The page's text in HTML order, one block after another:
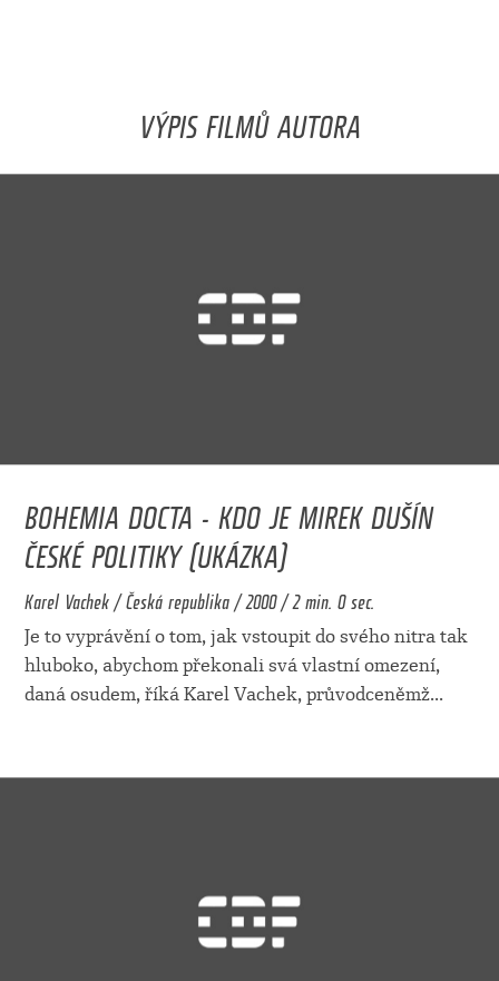
VÝPIS FILMŮ AUTORA
BOHEMIA DOCTA - KDO JE MIREK DUŠÍN
ČESKÉ POLITIKY (UKÁZKA)
Karel Vachek / Česká republika / 2000 / 2 min. 0 sec.
Je to vyprávění o tom, jak vstoupit do svého nitra tak
hluboko, abychom překonali svá vlastní omezení,
daná osudem, říká Karel Vachek, průvodceněmž...